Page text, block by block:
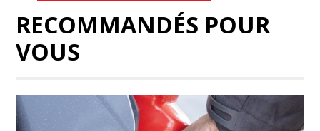
RECOMMANDÉS POUR
VOUS